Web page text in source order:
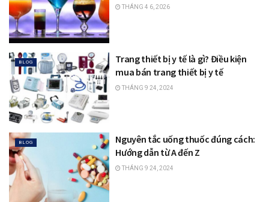
THÁNG 4 6, 2026
BLOG
Trang thiết bị y tế là gì? Điều kiện
mua bán trang thiết bị y tế
THÁNG 9 24, 2024
BLOG
Nguyên tắc uống thuốc đúng cách:
Hướng dẫn từ A đến Z
THÁNG 9 24, 2024